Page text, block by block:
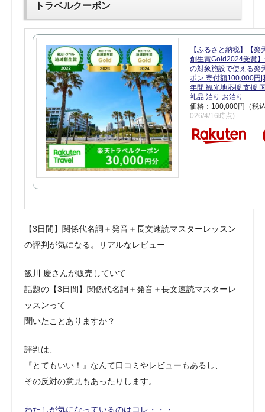
トラベルクーポン
【ふるさと納税】【楽
創生賞Gold2024受賞
の対象施設で使える楽
ポン 寄付額100,000円|
年間 観光地応援 支援
礼品 泊り お泊り
価格：100,000円（税
026/4/16時点)
【3日間】関係代名詞＋発音＋長文速読マスターレッスン
の評判が気になる。リアルなレビュー
飯川 慶さんが販売していて
話題の【3日間】関係代名詞＋発音＋長文速読マスターレ
ッスンって
聞いたことありますか？
評判は、
『とてもいい！』なんて口コミやレビューもあるし、
その反対の意見もあったりします。
わたしが気になっているのはコレ・・・